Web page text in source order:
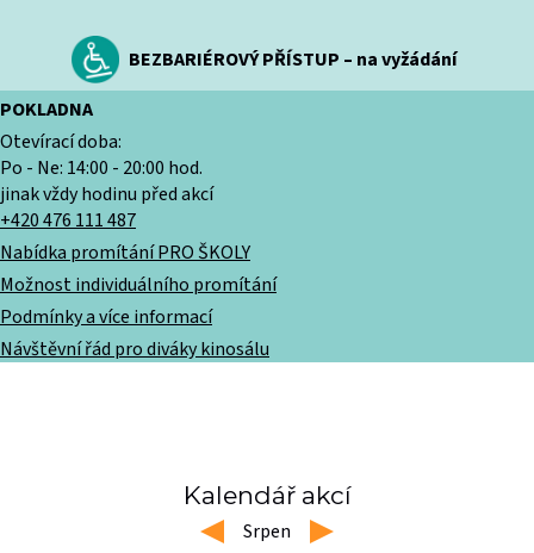
BEZBARIÉROVÝ PŘÍSTUP – na vyžádání
POKLADNA
Otevírací doba:
Po - Ne: 14:00 - 20:00 hod.
jinak vždy hodinu před akcí
+420 476 111 487
Nabídka promítání PRO ŠKOLY
Možnost individuálního promítání
Podmínky a více informací
Návštěvní řád pro diváky kinosálu
Kalendář akcí
left Srpen right